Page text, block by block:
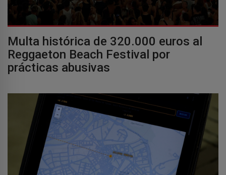
Multa histórica de 320.000 euros al
Reggaeton Beach Festival por
prácticas abusivas